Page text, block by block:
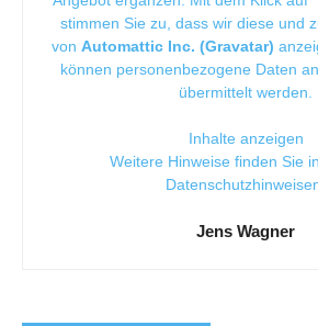
stimmen Sie zu, dass wir diese und
von Automattic Inc. (Gravatar)
können personenbezogene Daten
übermittelt werden.
Inhalte anzeigen
Weitere Hinweise finden Sie
Jens Wagner